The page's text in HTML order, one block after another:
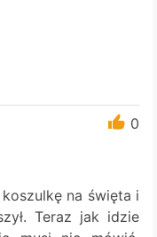
0
koszulkę na święta i
Teraz jak idzie